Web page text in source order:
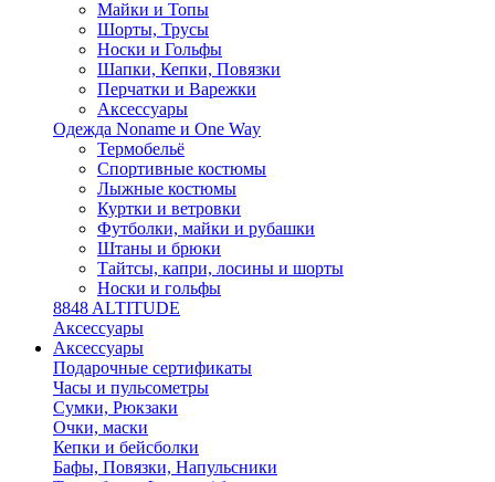
Майки и Топы
Шорты, Трусы
Носки и Гольфы
Шапки, Кепки, Повязки
Перчатки и Варежки
Аксессуары
Одежда Noname и One Way
Термобельё
Спортивные костюмы
Лыжные костюмы
Куртки и ветровки
Футболки, майки и рубашки
Штаны и брюки
Тайтсы, капри, лосины и шорты
Носки и гольфы
8848 ALTITUDE
Аксессуары
Аксессуары
Подарочные сертификаты
Часы и пульсометры
Сумки, Рюкзаки
Очки, маски
Кепки и бейсболки
Бафы, Повязки, Напульсники